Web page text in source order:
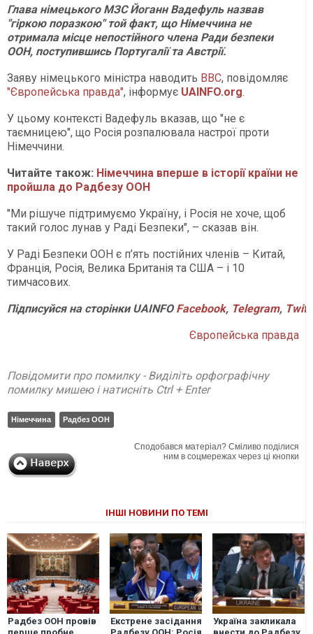
Глава німецького МЗС Йоганн Вадефуль назвав
"гіркою поразкою" той факт, що Німеччина не
отримала місце непостійного члена Ради безпеки
ООН, поступившись Португалії та Австрії.
Заяву німецького міністра наводить BBC, повідомляє
"Європейська правда", інформує UAINFO.org.
У цьому контексті Вадефуль вказав, що "не є
таємницею", що Росія розпалювала настрої проти
Німеччини.
Читайте також: Німеччина вперше в історії країни не
пройшла до Радбезу ООН
"Ми рішуче підтримуємо Україну, і Росія не хоче, щоб
такий голос лунав у Раді Безпеки", – сказав він.
У Раді Безпеки ООН є п’ять постійних членів – Китай,
Франція, Росія, Велика Британія та США – і 10
тимчасових.
ПідписуйсянасторінкиUAINFO Facebook, Telegram,
Європейська правда
Повідомити про помилку - Виділіть орфографічну
помилку мишею і натисніть Ctrl + Enter
Німеччина Радбез ООН
Сподобався матеріал? Сміливо поділися
ним в соцмережах через ці кнопки
ІНШІ НОВИНИ ПО ТЕМІ
Радбез ООН провів
Екстрене засідання
Україна закликала